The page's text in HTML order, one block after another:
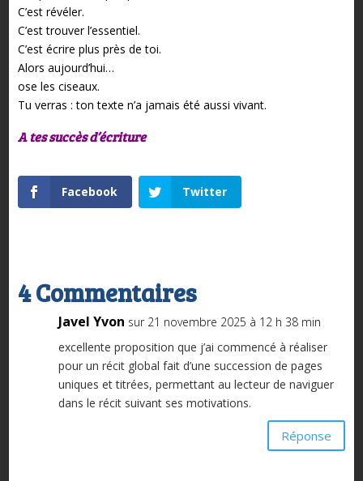
C’est révéler.
C’est trouver l’essentiel.
C’est écrire plus près de toi.
Alors aujourd’hui…
ose les ciseaux.
Tu verras : ton texte n’a jamais été aussi vivant.
A tes succès d’écriture
Facebook Twitter
4 Commentaires
Javel Yvon sur 21 novembre 2025 à 12 h 38 min
excellente proposition que j’ai commencé à réaliser
pour un récit global fait d’une succession de pages
uniques et titrées, permettant au lecteur de naviguer
dans le récit suivant ses motivations.
Réponse